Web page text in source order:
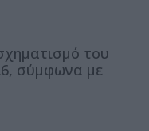
του
σύμφωνα με